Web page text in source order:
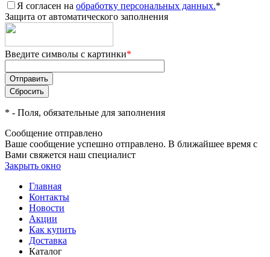
Я согласен на обработку персональных данных.*
Защита от автоматического заполнения
Введите символы с картинки*
* - Поля, обязательные для заполнения
Сообщение отправлено
Ваше сообщение успешно отправлено. В ближайшее время с
Вами свяжется наш специалист
Закрыть окно
Главная
Контакты
Новости
Акции
Как купить
Доставка
Каталог